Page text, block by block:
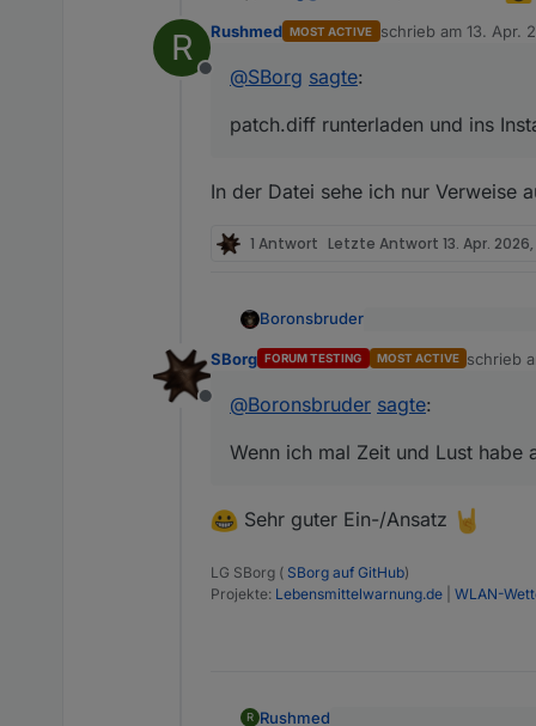
ist mir immer noch einer
patch.diff
öffnen und Blindlings irgend
Dann im
ganz vergessen: der Patch
R
Offline
Rushmed MOST ACTIVE schrieb am 13. Apr.
zuletzt editiert von
@SBorg sagte:
patch.diff runterladen und ins
In der Datei sehe ich nur Verweise
1 Antwort Letzte Antwort 13. Apr. 2026,
Boronsbruder
Leider nenne ich
Zumindest hat sich
Anstelle von
müsste eigentlich
Offline
SBorg FORUM TESTING MOST ACTIVE schrieb
zuletzt
@Boronsbruder sagte:
Wenn ich mal Zeit und Lust habe
Sehr guter Ein-/Ansatz
LG SBorg ( SBorg auf GitHub)
Projekte: Lebensmittelwarnung.de WLAN-
R Rushmed